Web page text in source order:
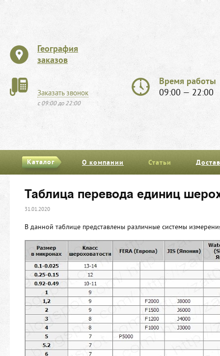
География
заказов
Заказать звонок
с 09:00 до 22:00
Время работы
09:00 — 22:00
Каталог О компании Статьи
Таблица перевода единиц
31.01.2020
В данной таблице представлены различные системы